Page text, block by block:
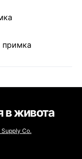
примка
в живота
Supply Co.